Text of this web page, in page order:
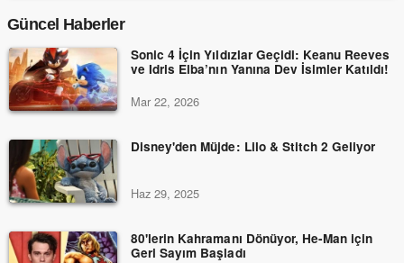
Güncel Haberler
Sonic 4 İçin Yıldızlar Geçidi: Keanu Reeves
ve Idris Elba’nın Yanına Dev İsimler Katıldı!
Mar 22, 2026
Disney'den Müjde: Lilo & Stitch 2 Geliyor
Haz 29, 2025
80'lerin Kahramanı Dönüyor, He-Man için
Geri Sayım Başladı